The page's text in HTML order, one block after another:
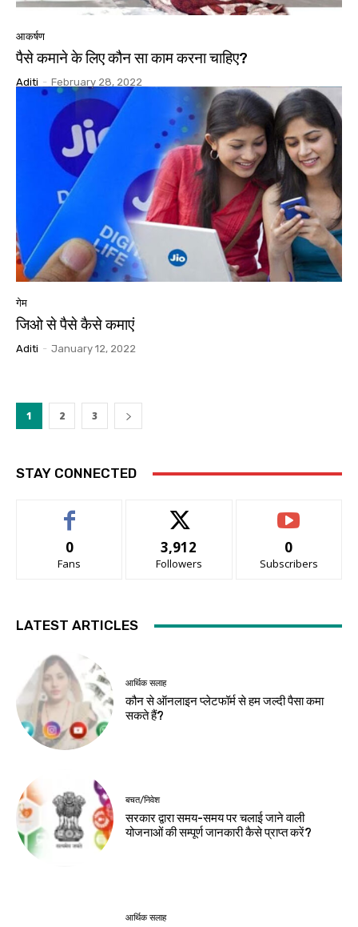
आकर्षण
पैसे कमाने के लिए कौन सा काम करना चाहिए?
Aditi - February 28, 2022
गेम
जिओ से पैसे कैसे कमाएं
Aditi - January 12, 2022
1 2 3
STAY CONNECTED
0
Fans
3,912
Followers
0
Subscribers
LATEST ARTICLES
आर्थिक सलाह
कौन से ऑनलाइन प्लेटफॉर्म से हम जल्दी पैसा कमा
सकते हैं?
बचत/निवेश
सरकार द्वारा समय-समय पर चलाई जाने वाली
योजनाओं की सम्पूर्ण जानकारी कैसे प्राप्त करें?
आर्थिक सलाह